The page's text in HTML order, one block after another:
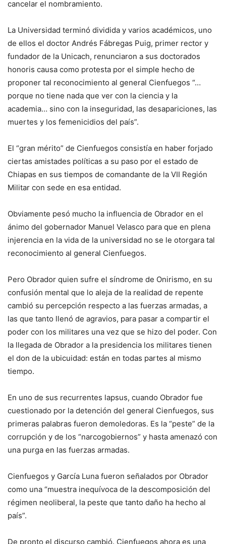
cancelar el nombramiento.
La Universidad terminó dividida y varios académicos, uno
de ellos el doctor Andrés Fábregas Puig, primer rector y
fundador de la Unicach, renunciaron a sus doctorados
honoris causa como protesta por el simple hecho de
proponer tal reconocimiento al general Cienfuegos “…
porque no tiene nada que ver con la ciencia y la
academia… sino con la inseguridad, las desapariciones, las
muertes y los femenicidios del país”.
El “gran mérito” de Cienfuegos consistía en haber forjado
ciertas amistades políticas a su paso por el estado de
Chiapas en sus tiempos de comandante de la VII Región
Militar con sede en esa entidad.
Obviamente pesó mucho la influencia de Obrador en el
ánimo del gobernador Manuel Velasco para que en plena
injerencia en la vida de la universidad no se le otorgara tal
reconocimiento al general Cienfuegos.
Pero Obrador quien sufre el síndrome de Onirismo, en su
confusión mental que lo aleja de la realidad de repente
cambió su percepción respecto a las fuerzas armadas, a
las que tanto llenó de agravios, para pasar a compartir el
poder con los militares una vez que se hizo del poder. Con
la llegada de Obrador a la presidencia los militares tienen
el don de la ubicuidad: están en todas partes al mismo
tiempo.
En uno de sus recurrentes lapsus, cuando Obrador fue
cuestionado por la detención del general Cienfuegos, sus
primeras palabras fueron demoledoras. Es la “peste” de la
corrupción y de los “narcogobiernos” y hasta amenazó con
una purga en las fuerzas armadas.
Cienfuegos y García Luna fueron señalados por Obrador
como una “muestra inequívoca de la descomposición del
régimen neoliberal, la peste que tanto daño ha hecho al
país”.
De pronto el discurso cambió. Cienfuegos ahora es una